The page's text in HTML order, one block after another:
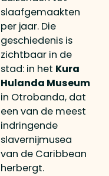
slaafgemaakten
per jaar. Die
geschiedenis is
zichtbaar in de
stad: in het Kura
Hulanda Museum
in Otrobanda, dat
een van de meest
indringende
slavernijmusea
van de Caribbean
herbergt.